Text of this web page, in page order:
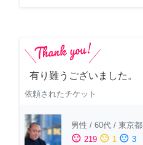
有り難うございました。
依頼されたチケット
男性 / 60代 / 東京都
sentiment_satisfied 219 sentiment_neutral 1 sentiment_dissatisfied 3